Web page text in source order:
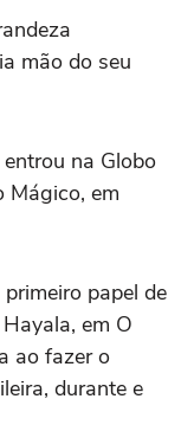
mão do seu
na Globo
Mágico, em
papel de
em O
ao fazer o
durante e